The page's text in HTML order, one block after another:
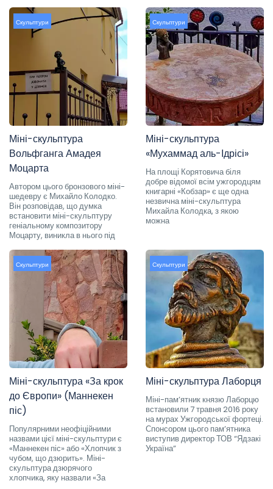
Скульптури
Міні-скульптура
Вольфганга Амадея
Моцарта
Автором цього бронзового міні-
шедевру є Михайло Колодко.
Він розповідав, що думка
встановити міні-скульптуру
геніальному композитору
Моцарту, виникла в нього під
Скульптури
Міні-скульптура
«Мухаммад аль-Ідрісі»
На площі Корятовича біля
добре відомої всім ужгородцям
книгарні «Кобзар» є ще одна
незвична міні-скульптура
Михайла Колодка, з якою
можна
Скульптури
Міні-скульптура «За крок
до Європи» (Маннекен
піс)
Популярними неофіційними
назвами цієї міні-скульптури є
«Маннекен піс» або «Хлопчик з
чубом, що дзюрить». Міні-
скульптура дзюрячого
хлопчика, яку назвали «За
Скульптури
Міні-скульптура Лаборця
Міні-пам’ятник князю Лаборцю
встановили 7 травня 2016 року
на мурах Ужгородської фортеці.
Спонсором цього пам’ятника
виступив директор ТОВ “Ядзакі
Україна”